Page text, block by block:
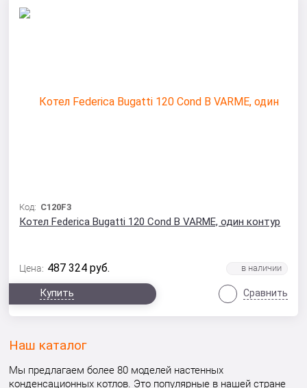
Код: C120F3
Котел Federica Bugatti 120 Cond B VARME, один контур
Цена: 487 324 руб.
Купить Сравнить
Наш каталог
Мы предлагаем более 80 моделей настенных
конденсационных котлов. Это популярные в нашей стране